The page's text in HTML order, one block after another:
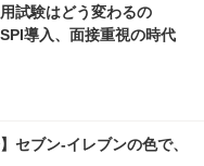
試験はどう変わるの
導入、面接重視の時代
セブン‐イレブンの色で、